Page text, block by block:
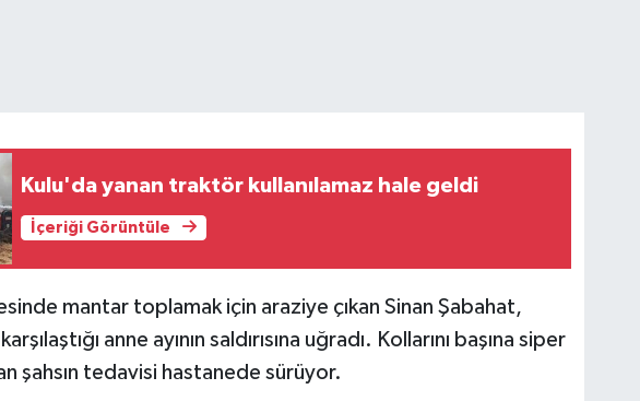
Kulu'da yanan traktör kullanılamaz hale geldi
İçeriği Görüntüle
mantar toplamak için araziye çıkan Sinan Şabahat,
anne ayının saldırısına uğradı. Kollarını başına siper
şahsın tedavisi hastanede sürüyor.